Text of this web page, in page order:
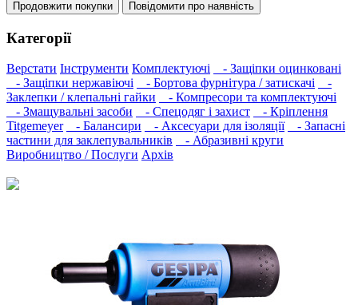
Категорії
Верстати Інструменти Комплектуючі
- Защіпки оцинковані
- Защіпки нержавіючі
- Бортова фурнітура / затискачі
-
Заклепки / клепальні гайки
- Компресори та комплектуючі
- Змащувальні засоби
- Спецодяг і захист
- Кріплення
Titgemeyer
- Балансири - Аксесуари для ізоляції
- Запасні
частини для заклепувальників
- Абразивні круги
Виробництво / Послуги Архів